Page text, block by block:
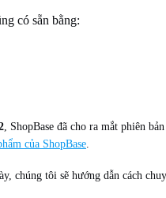
có sẵn bằng:
, ShopBase đã cho ra mắt phiên
của ShopBase.
chúng tôi sẽ hướng dẫn cách